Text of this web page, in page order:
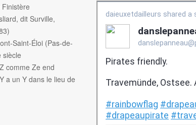
dit Surville,
Saint-Éloi (Pas-de-
siècle
comme Ze end
a un Y dans le lieu de